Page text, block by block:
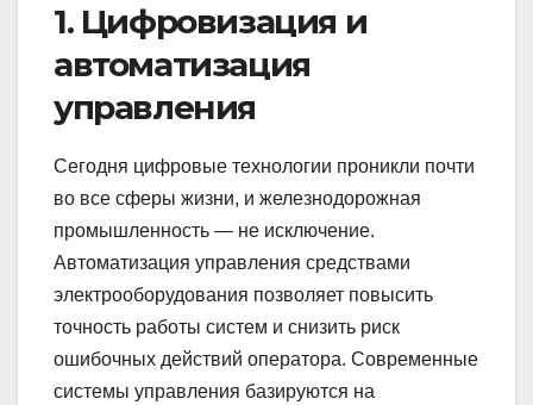
1. Цифровизация и
автоматизация
управления
Сегодня цифровые технологии проникли почти
во все сферы жизни, и железнодорожная
промышленность — не исключение.
Автоматизация управления средствами
электрооборудования позволяет повысить
точность работы систем и снизить риск
ошибочных действий оператора. Современные
системы управления базируются на